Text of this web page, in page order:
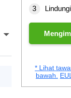
* Lihat
bawah.